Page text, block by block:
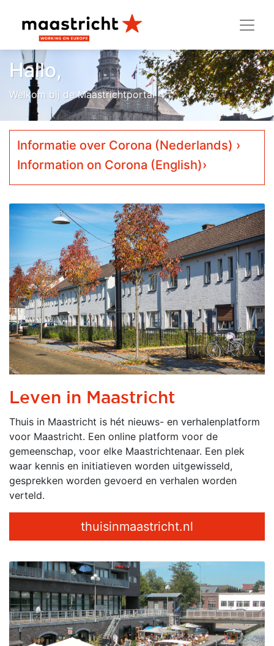
Hallo,
Welkom bij de Maastrichtportal
Informatie over Corona (Nederlands) ›
Information on Corona (English)›
Leven in Maastricht
Thuis in Maastricht is hét nieuws- en verhalenplatform
voor Maastricht. Een online platform voor de
gemeenschap, voor elke Maastrichtenaar. Een plek
waar kennis en initiatieven worden uitgewisseld,
gesprekken worden gevoerd en verhalen worden
verteld.
thuisinmaastricht.nl